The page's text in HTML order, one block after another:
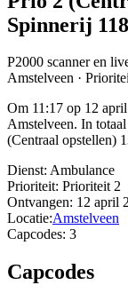
Spinnerij
P2000 scanner en
Amstelveen ·
Om 11:17 op 12
Amstelveen. In
(Centraal opstellen)
Dienst: Ambulance
Prioriteit: Prioriteit 2
Ontvangen: 12 april
Locatie:Amstelveen
Capcodes: 3
Capcodes